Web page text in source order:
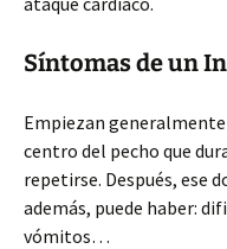
Síntomas de un
Empiezan
centro del pecho que
repetirse. Después, ese
además, puede haber:
vómitos…